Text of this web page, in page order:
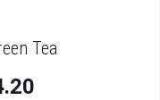
Tea